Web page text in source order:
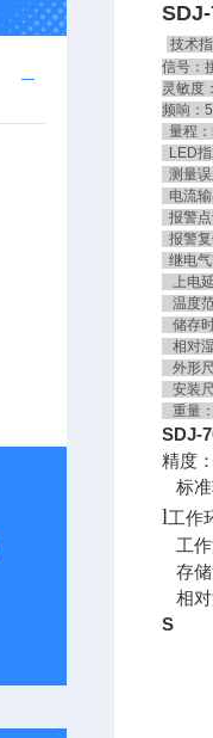
技术
信号：
灵敏度
频响：
量程
LED
测量
电流
报警
报警
继电
上电
温度
储存
相对
外形
安装
重量
SDJ-
精度
标
l工
工
存
相对
S